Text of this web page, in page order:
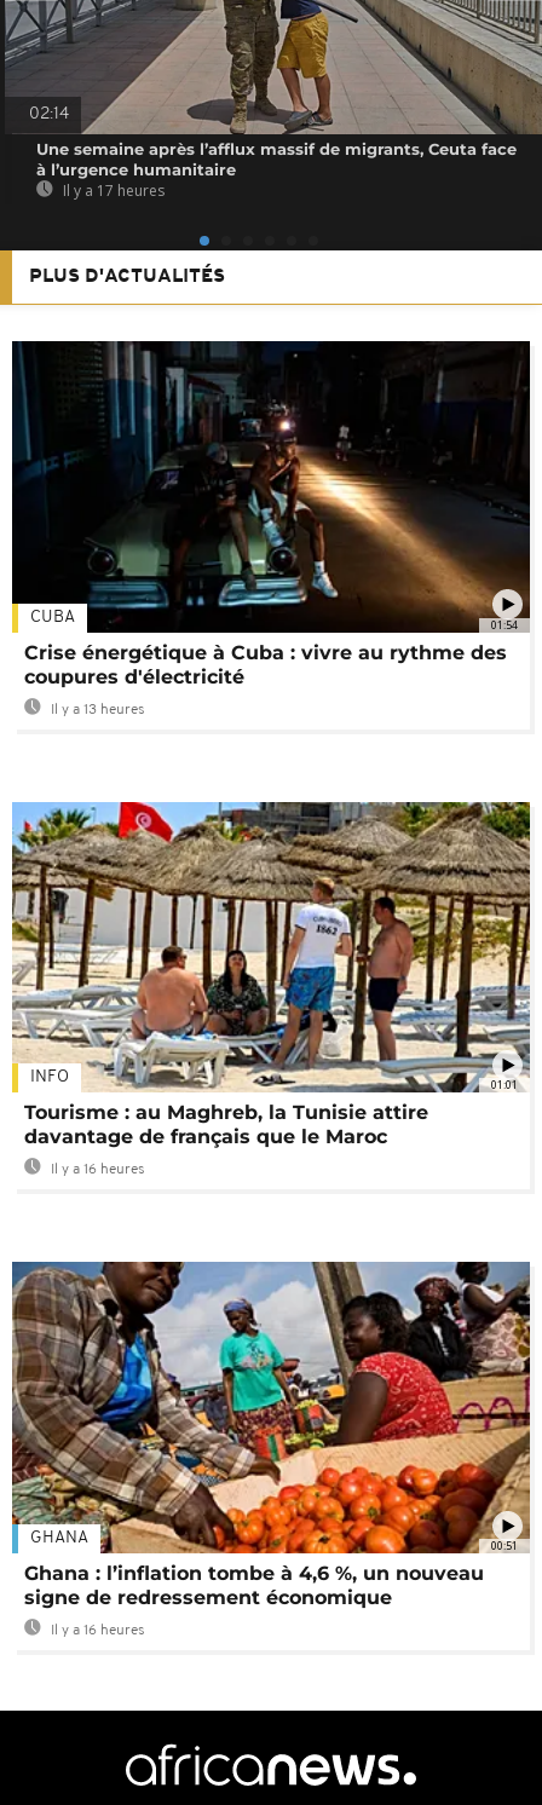
02:14
Une semaine après l’afflux massif de migrants, Ceuta face
à l’urgence humanitaire
Il y a 17 heures
PLUS D'ACTUALITÉS
01:54
CUBA
Crise énergétique à Cuba : vivre au rythme des
coupures d'électricité
Il y a 13 heures
01:01
INFO
Tourisme : au Maghreb, la Tunisie attire
davantage de français que le Maroc
Il y a 16 heures
00:51
GHANA
Ghana : l’inflation tombe à 4,6 %, un nouveau
signe de redressement économique
Il y a 16 heures